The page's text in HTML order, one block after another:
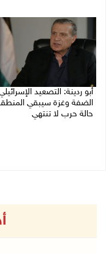
أبو ردينة: التصعيد
الضفة وغزة سيبقي
حالة حرب لا تنتهي